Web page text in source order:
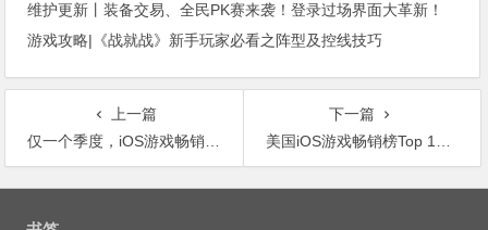
维护更新丨装备交易、全民PK赛来袭！登录过场界面大革新！
游戏攻略|《战就战》新手玩家必看之阵型及控线技巧
上一篇
仅一个季度，iOS游戏畅销榜Top 20换血60%，腾讯和网易谁赢了？
下一篇
美国iOS游戏畅销榜Top 15霸榜3个月，这款境外游戏如何做到？
文